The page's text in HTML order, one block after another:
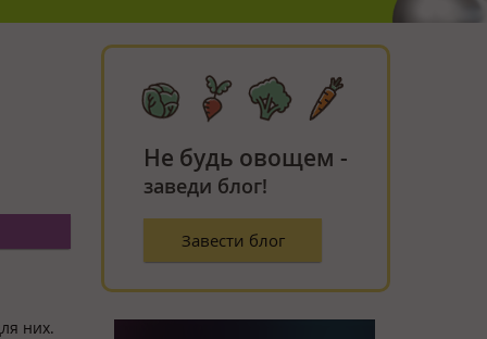
них.
Не будь овощем -
заведи блог!
Завести блог